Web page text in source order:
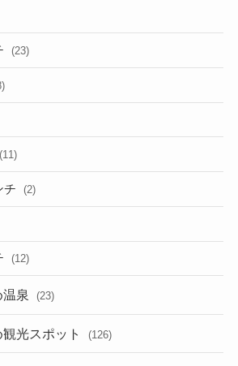
(23)
(11)
チ (2)
(12)
泉 (23)
光スポット (126)